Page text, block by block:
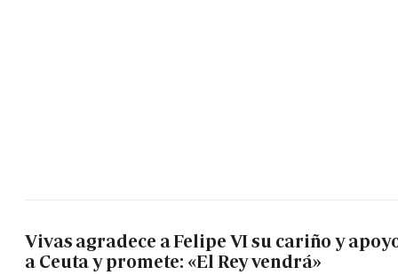
Vivas agradece a Felipe VI su cariño y
a Ceuta y promete: «El Rey vendrá»